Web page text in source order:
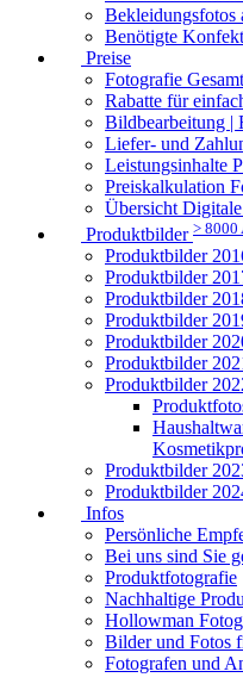
Bekleidungsfotos
Benötigte
Preise
Fotografie
Rabatte für
Bildbearbeitung |
Liefer- und
Leistungsinhalte
Preiskalkulation
Übersicht
Produktbilder > 8000
Produktbilder
Produktbilder
Produktbilder
Produktbilder
Produktbilder
Produktbilder
Produktbilder
Produktbilder
Produktbilder
Infos
Persönliche
Bei uns sind Sie
Produktfotografie
Nachhaltige
Hollowman
Bilder und Fotos
Fotografen und